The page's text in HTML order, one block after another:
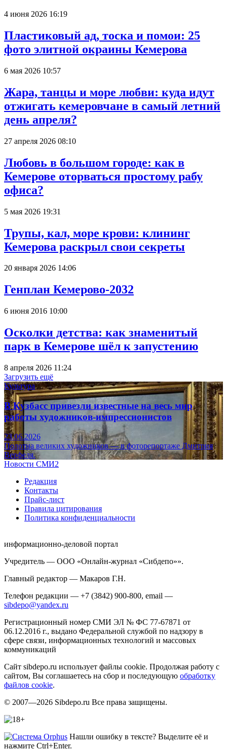
4 июня 2026 16:19
Пластиковый ад, тоска и помои: 25
фото элитной окраины Кемерова
6 мая 2026 10:57
Жара, танцы и море любви: куда идут
отжигать кемеровчане в самый летний
день апреля?
27 апреля 2026 08:10
Любовь в большом городе: как в
Кемерове оторваться простому рабу
офиса?
5 мая 2026 19:31
Трупы, кал, море крови: клининг
Кемерова раскрыл свои секреты
20 января 2026 14:06
Генплан Кемерово-2032
6 июня 2016 10:00
Осколки детства: как знаменитый
парк в Кемерове шёл к запустению
8 апреля 2026 11:24
Загрузить ещё
Культура
В Кузбасс привезли известные на весь мир
работы художников-импрессионистов
23.06.2026
Полотна великих художников — в фоторепортаже Дмитрия
Верфеля.
Новости СМИ2
Редакция
Контакты
Прайс-лист
Правила цитирования
Политика конфиденциальности
информационно-деловой портал
Учредитель — ООО «Онлайн-журнал «Сибдепо»».
Главный редактор — Макаров Г.Н.
Телефон редакции — +7 (3842) 900-800, email —
sibdepo@yandex.ru
Регистрационный номер СМИ ЭЛ № ФС 77-67871 от
06.12.2016 г., выдано Федеральной службой по надзору в
сфере связи, информационных технологий и массовых
коммуникаций
Сайт sibdepo.ru использует файлы cookie. Продолжая работу с
сайтом, Вы соглашаетесь на сбор и последующую обработку
файлов cookie.
© 2007—2026 Sibdepo.ru Все права защищены.
Нашли ошибку в тексте? Выделите её и
нажмите Ctrl+Enter.